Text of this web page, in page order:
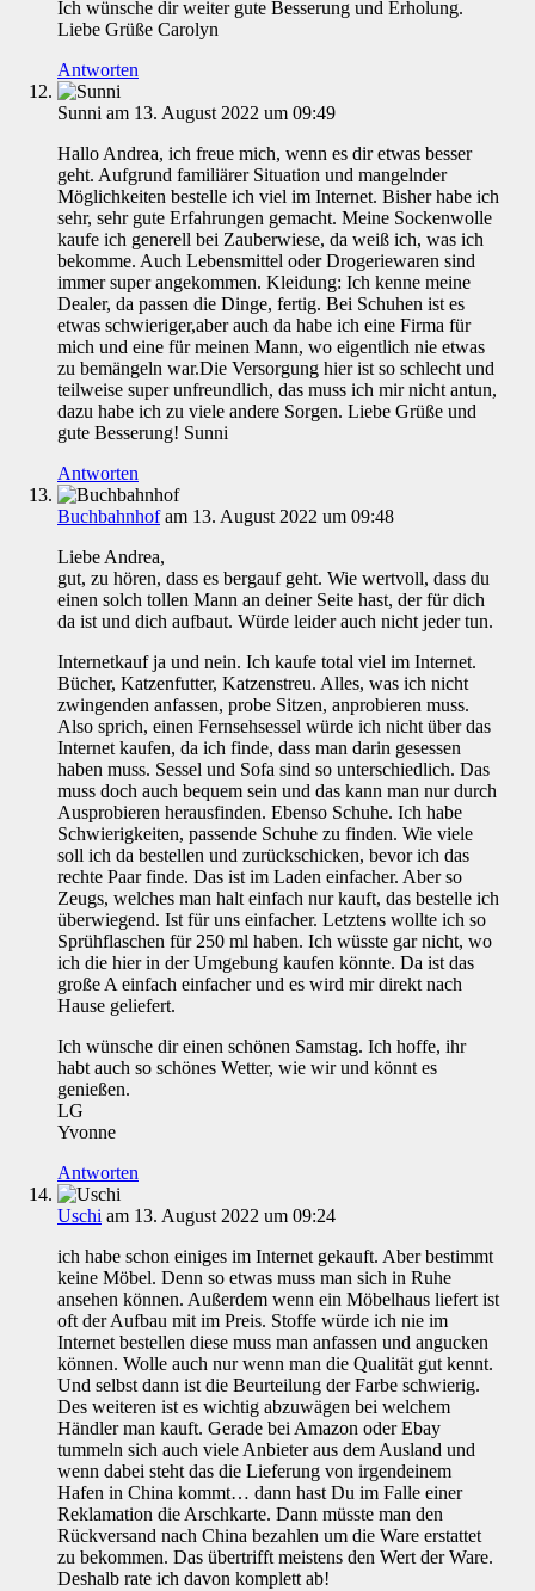
Ich wünsche dir weiter gute Besserung und Erholung.
Liebe Grüße Carolyn
Antworten
Sunni am 13. August 2022 um 09:49
Hallo Andrea, ich freue mich, wenn es dir etwas besser
geht. Aufgrund familiärer Situation und mangelnder
Möglichkeiten bestelle ich viel im Internet. Bisher habe ich
sehr, sehr gute Erfahrungen gemacht. Meine Sockenwolle
kaufe ich generell bei Zauberwiese, da weiß ich, was ich
bekomme. Auch Lebensmittel oder Drogeriewaren sind
immer super angekommen. Kleidung: Ich kenne meine
Dealer, da passen die Dinge, fertig. Bei Schuhen ist es
etwas schwieriger,aber auch da habe ich eine Firma für
mich und eine für meinen Mann, wo eigentlich nie etwas
zu bemängeln war.Die Versorgung hier ist so schlecht und
teilweise super unfreundlich, das muss ich mir nicht antun,
dazu habe ich zu viele andere Sorgen. Liebe Grüße und
gute Besserung! Sunni
Antworten
Buchbahnhof am 13. August 2022 um 09:48
Liebe Andrea,
gut, zu hören, dass es bergauf geht. Wie wertvoll, dass du
einen solch tollen Mann an deiner Seite hast, der für dich
da ist und dich aufbaut. Würde leider auch nicht jeder tun.
Internetkauf ja und nein. Ich kaufe total viel im Internet.
Bücher, Katzenfutter, Katzenstreu. Alles, was ich nicht
zwingenden anfassen, probe Sitzen, anprobieren muss.
Also sprich, einen Fernsehsessel würde ich nicht über das
Internet kaufen, da ich finde, dass man darin gesessen
haben muss. Sessel und Sofa sind so unterschiedlich. Das
muss doch auch bequem sein und das kann man nur durch
Ausprobieren herausfinden. Ebenso Schuhe. Ich habe
Schwierigkeiten, passende Schuhe zu finden. Wie viele
soll ich da bestellen und zurückschicken, bevor ich das
rechte Paar finde. Das ist im Laden einfacher. Aber so
Zeugs, welches man halt einfach nur kauft, das bestelle ich
überwiegend. Ist für uns einfacher. Letztens wollte ich so
Sprühflaschen für 250 ml haben. Ich wüsste gar nicht, wo
ich die hier in der Umgebung kaufen könnte. Da ist das
große A einfach einfacher und es wird mir direkt nach
Hause geliefert.
Ich wünsche dir einen schönen Samstag. Ich hoffe, ihr
habt auch so schönes Wetter, wie wir und könnt es
genießen.
LG
Yvonne
Antworten
Uschi am 13. August 2022 um 09:24
ich habe schon einiges im Internet gekauft. Aber bestimmt
keine Möbel. Denn so etwas muss man sich in Ruhe
ansehen können. Außerdem wenn ein Möbelhaus liefert ist
oft der Aufbau mit im Preis. Stoffe würde ich nie im
Internet bestellen diese muss man anfassen und angucken
können. Wolle auch nur wenn man die Qualität gut kennt.
Und selbst dann ist die Beurteilung der Farbe schwierig.
Des weiteren ist es wichtig abzuwägen bei welchem
Händler man kauft. Gerade bei Amazon oder Ebay
tummeln sich auch viele Anbieter aus dem Ausland und
wenn dabei steht das die Lieferung von irgendeinem
Hafen in China kommt… dann hast Du im Falle einer
Reklamation die Arschkarte. Dann müsste man den
Rückversand nach China bezahlen um die Ware erstattet
zu bekommen. Das übertrifft meistens den Wert der Ware.
Deshalb rate ich davon komplett ab!